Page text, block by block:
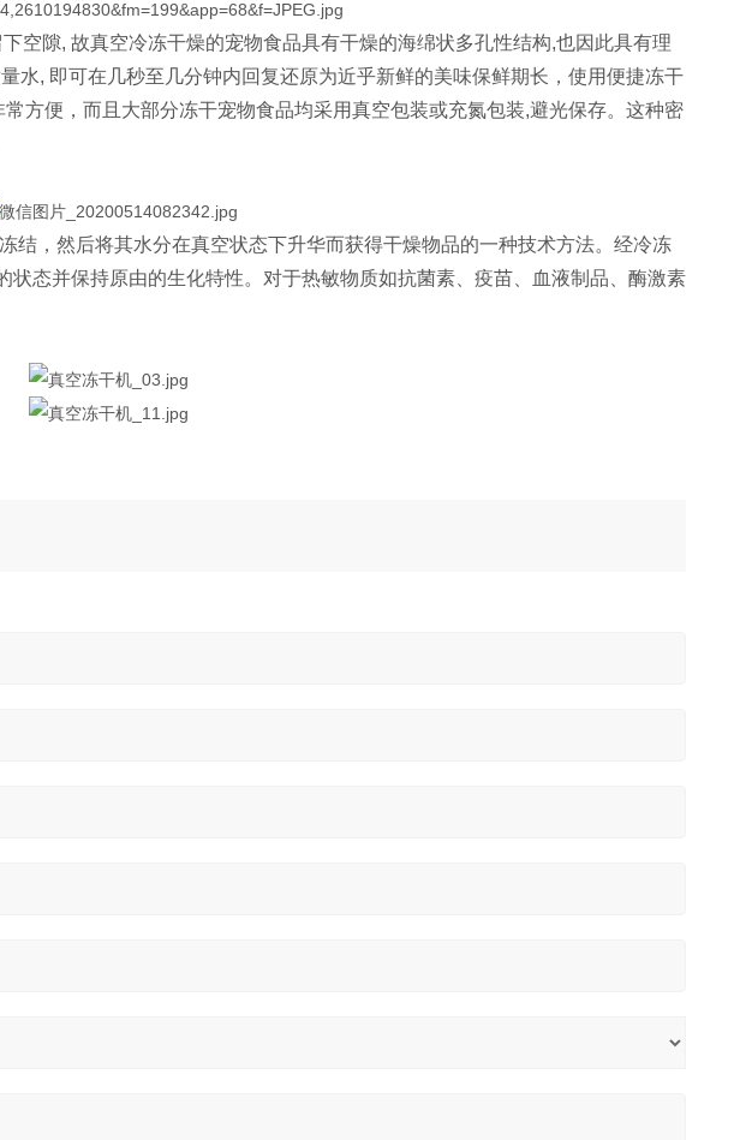
隙, 故真空冷冻干燥的宠物食品具有干燥的海绵状多孔性结构,也因此具有理
水, 即可在几秒至几分钟内回复还原为近乎新鲜的美味保鲜期长，使用便捷冻干
方便，而且大部分冻干宠物食品均采用真空包装或充氮包装,避光保存。这种密
结，然后将其水分在真空状态下升华而获得干燥物品的一种技术方法。经冷冻
态并保持原由的生化特性。对于热敏物质如抗菌素、疫苗、血液制品、酶激素